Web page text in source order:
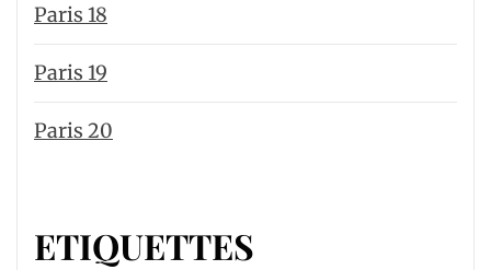
Paris 18
Paris 19
Paris 20
ETIQUETTES